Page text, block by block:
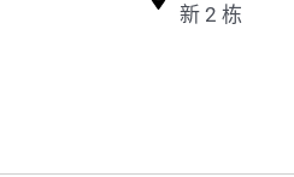
新 2 栋